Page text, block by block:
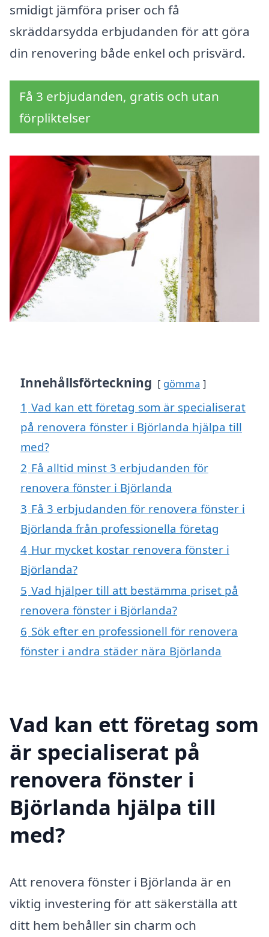
smidigt jämföra priser och få
skräddarsydda erbjudanden för att göra
din renovering både enkel och prisvärd.
Få 3 erbjudanden, gratis och utan
förpliktelser
Innehållsförteckning gömma
1 Vad kan ett företag som är specialiserat
på renovera fönster i Björlanda hjälpa till
med?
2 Få alltid minst 3 erbjudanden för
renovera fönster i Björlanda
3 Få 3 erbjudanden för renovera fönster i
Björlanda från professionella företag
4 Hur mycket kostar renovera fönster i
Björlanda?
5 Vad hjälper till att bestämma priset på
renovera fönster i Björlanda?
6 Sök efter en professionell för renovera
fönster i andra städer nära Björlanda
Vad kan ett företag som
är specialiserat på
renovera fönster i
Björlanda hjälpa till
med?
Att renovera fönster i Björlanda är en
viktig investering för att säkerställa att
ditt hem behåller sin charm och